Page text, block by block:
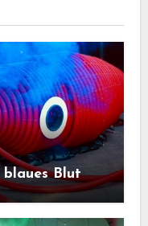
blaues Blut